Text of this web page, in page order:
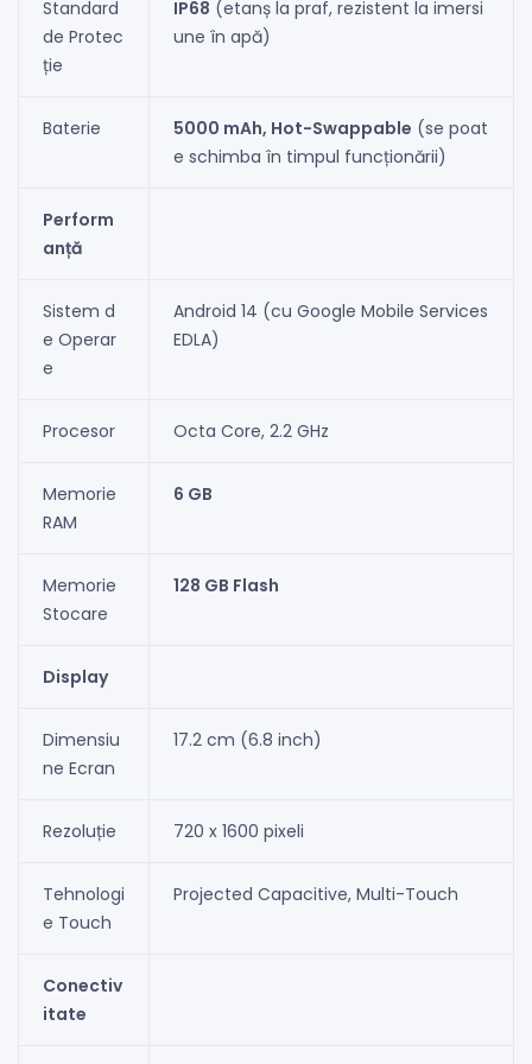
Standard
de Protec
ție
IP68 (etanș la praf, rezistent la imersi
une în apă)
Baterie 5000 mAh, Hot-Swappable (se poat
e schimba în timpul funcționării)
Perform
anță
Sistem d
e Operar
e
Android 14 (cu Google Mobile Services
EDLA)
Procesor Octa Core, 2.2 GHz
Memorie
RAM
6 GB
Memorie
Stocare
128 GB Flash
Display
Dimensiu
ne Ecran
17.2 cm (6.8 inch)
Rezoluție 720 x 1600 pixeli
Tehnologi
e Touch
Projected Capacitive, Multi-Touch
Conectiv
itate